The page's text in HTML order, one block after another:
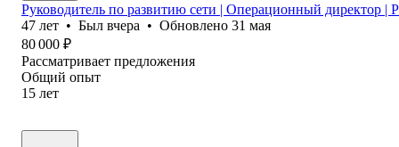
Руководитель по развитию сети | Операционный директор
47 лет • Был вчера • Обновлено 31 мая
80 000 ₽
Рассматривает предложения
Общий опыт
15 лет